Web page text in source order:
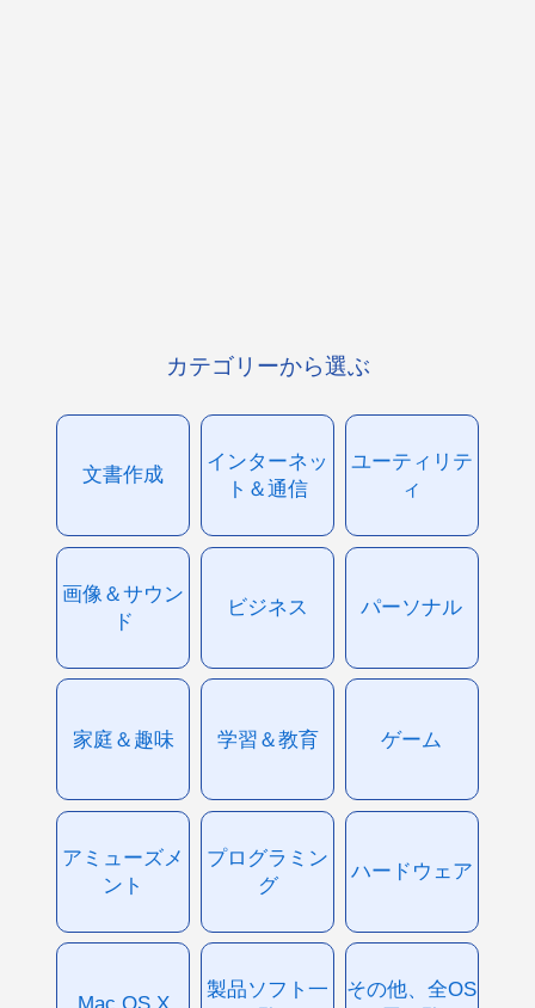
カテゴリーから選ぶ
文書作成
インターネッ
ト＆通信
ユーティリテ
ィ
画像＆サウン
ド
ビジネス パーソナル
家庭＆趣味 学習＆教育 ゲーム
アミューズメ
ント
プログラミン
グ
ハードウェア
Mac OS X
製品ソフト一
その他、全OS